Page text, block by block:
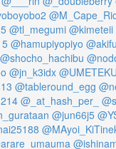
@tl_megumi @kimeteii
@hamupiyopiyo
@shocho_hachibu
@jn_k3idx @UMETEKU
@tableround_egg
@_at_hash_per_
@jun66j5